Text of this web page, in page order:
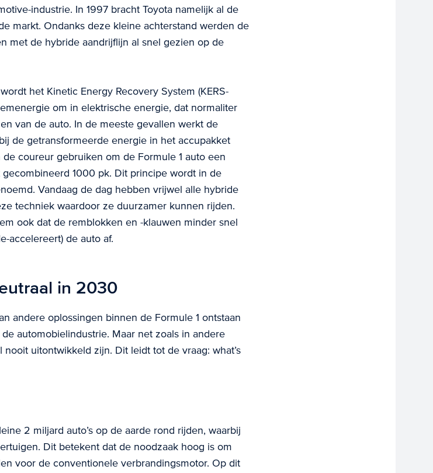
industrie. In 1997 bracht Toyota namelijk al de
markt. Ondanks deze kleine achterstand werden de
met de hybride aandrijflijn al snel gezien op de
het Kinetic Energy Recovery System (KERS-
om in elektrische energie, dat normaliter
van de auto. In de meeste gevallen werkt de
de getransformeerde energie in het accupakket
coureur gebruiken om de Formule 1 auto een
1000 pk. Dit principe wordt in de
Vandaag de dag hebben vrijwel alle hybride
techniek waardoor ze duurzamer kunnen rijden.
ook dat de remblokken en -klauwen minder snel
accelereert) de auto af.
in 2030
andere oplossingen binnen de Formule 1 ontstaan
automobielindustrie. Maar net zoals in andere
uitontwikkeld zijn. Dit leidt tot de vraag: what’s
2 miljard auto’s op de aarde rond rijden, waarbij
Dit betekent dat de noodzaak hoog is om
voor de conventionele verbrandingsmotor. Op dit